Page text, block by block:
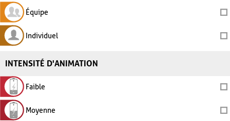
Équipe
Individuel
INTENSITÉ D'ANIMATION
Faible
Moyenne